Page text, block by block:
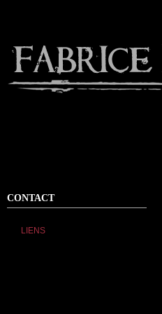
Contact
CONTACT
LIENS